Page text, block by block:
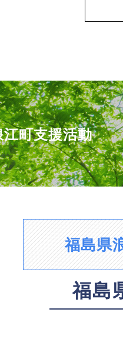
江町支援活動
福島県
福島